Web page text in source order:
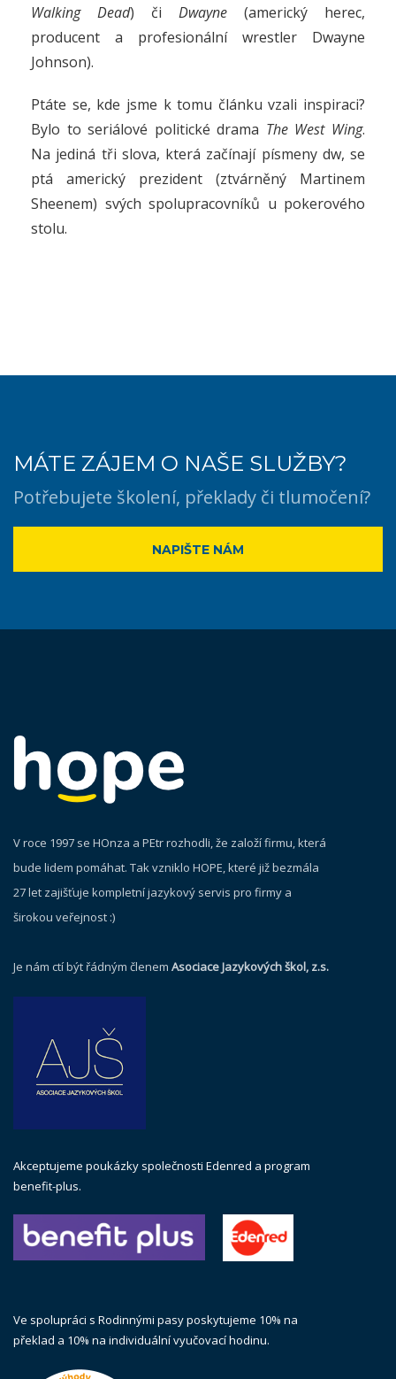
Walking Dead) či Dwayne (americký herec,
producent a profesionální wrestler Dwayne
Johnson).
Ptáte se, kde jsme k tomu článku vzali inspiraci?
Bylo to seriálové politické drama The West Wing.
Na jediná tři slova, která začínají písmeny dw, se
ptá americký prezident (ztvárněný Martinem
Sheenem) svých spolupracovníků u pokerového
stolu.
MÁTE ZÁJEM O NAŠE SLUŽBY?
Potřebujete školení, překlady či tlumočení?
NAPIŠTE NÁM
V roce 1997 se HOnza a PEtr rozhodli, že založí firmu, která
bude lidem pomáhat. Tak vzniklo HOPE, které již bezmála
27 let zajišťuje kompletní jazykový servis pro firmy a
širokou veřejnost :)
Je nám ctí být řádným členem Asociace Jazykových škol, z.s.
Akceptujeme poukázky společnosti Edenred a program
benefit-plus.
Ve spolupráci s Rodinnými pasy poskytujeme 10% na
překlad a 10% na individuální vyučovací hodinu.